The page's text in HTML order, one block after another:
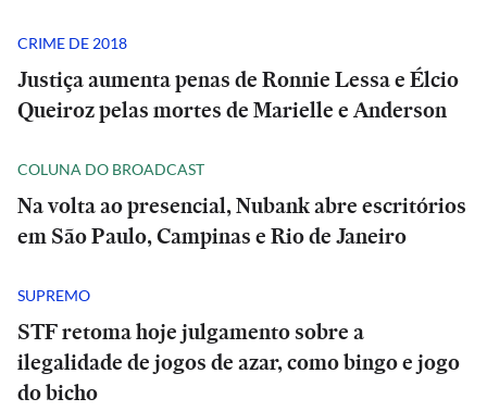
CRIME DE 2018
Justiça aumenta penas de Ronnie Lessa e Élcio
Queiroz pelas mortes de Marielle e Anderson
COLUNA DO BROADCAST
Na volta ao presencial, Nubank abre escritórios
em São Paulo, Campinas e Rio de Janeiro
SUPREMO
STF retoma hoje julgamento sobre a
ilegalidade de jogos de azar, como bingo e jogo
do bicho